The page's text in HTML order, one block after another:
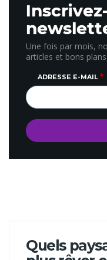
Une fois par mois,
articles et bons
ADRESSE E-MAIL
Quels